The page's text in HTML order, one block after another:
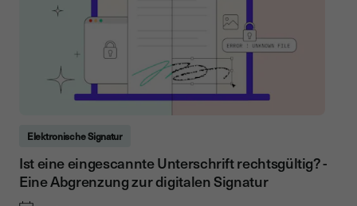
Elektronische Signatur
Ist eine eingescannte Unterschrift rechtsgültig? -
Eine Abgrenzung zur digitalen Signatur